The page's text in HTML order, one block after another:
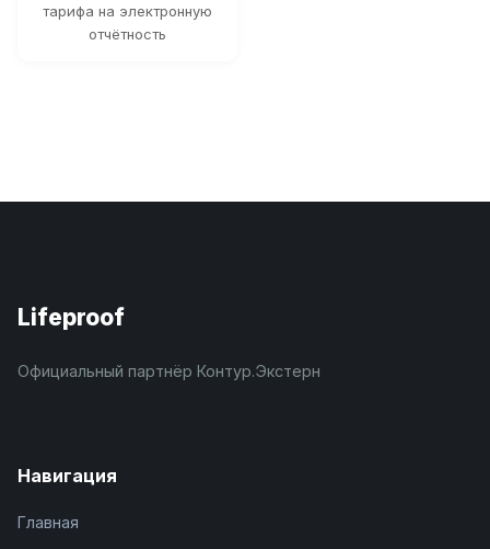
тарифа на электронную
отчётность
Lifeproof
Официальный партнёр Контур.Экстерн
Навигация
Главная